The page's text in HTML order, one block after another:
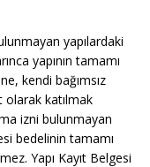
yapılardaki
yapının tamamı
kendi bağımsız
katılmak
izni bulunmayan
bedelinin tamamı
Yapı Kayıt Belgesi